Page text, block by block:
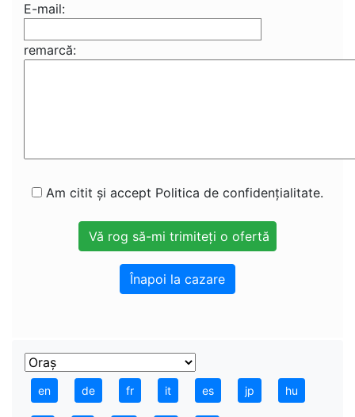
E-mail:
remarcă:
Am citit și accept Politica de confidențialitate.
Înapoi la cazare
en de fr it es jp hu